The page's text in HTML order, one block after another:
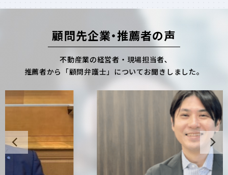
顧問先企業・推薦者の声
不動産業の経営者・現場担当者､
推薦者から「顧問弁護士」についてお聞きしました。
Previous